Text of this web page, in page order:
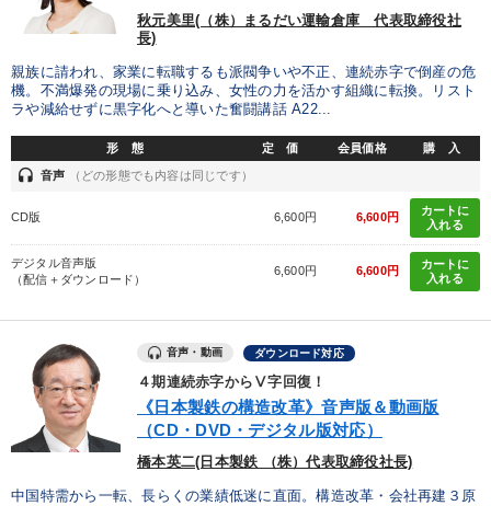
業種
製造業 卸売・小売・飲食業 建設・不動産業
FCビジネス 感動講話
※「更新」を押すと「テーマ」「キーワード」を更新いただけます。
ondemand_video 経営音声・動画を探す
全国経営者セミナー収録物以外の経営教材（全762タイトル）からお探
しいただけます
秋元美里(（株）まるだい運輸倉庫 代表取締役社
長)
親族に請われ、家業に転職するも派閥争いや不正、連続赤字で倒産の危
機。不満爆発の現場に乗り込み、女性の力を活かす組織に転換。リスト
ラや減給せずに黒字化へと導いた奮闘講話 A22...
形 態 定 価 会員価格 購 入
headset 音声 （どの形態でも内容は同じです）
CD版 6,600円 6,600円
カートに
入れる
デジタル音声版
（配信＋ダウンロード）
6,600円 6,600円
カートに
入れる
音声・動画 ダウンロード対応
４期連続赤字からⅤ字回復！
《日本製鉄の構造改革》音声版＆動画版
（CD・DVD・デジタル版対応）
橋本英二(日本製鉄 （株）代表取締役社長)
中国特需から一転、長らくの業績低迷に直面。構造改革・会社再建３原